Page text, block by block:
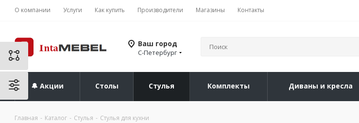
О компании Услуги Как купить Производители Магазины Контакты
Ваш город
С-Петербург
🔔 Акции Столы Стулья Комплекты Диваны и кресла
Главная - Каталог - Стулья - Стулья для кухни